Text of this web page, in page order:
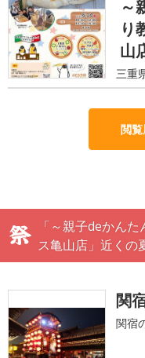
～
り
山
三重
閲
「～親子deかん
ス亀山店」近くの
関
関宿